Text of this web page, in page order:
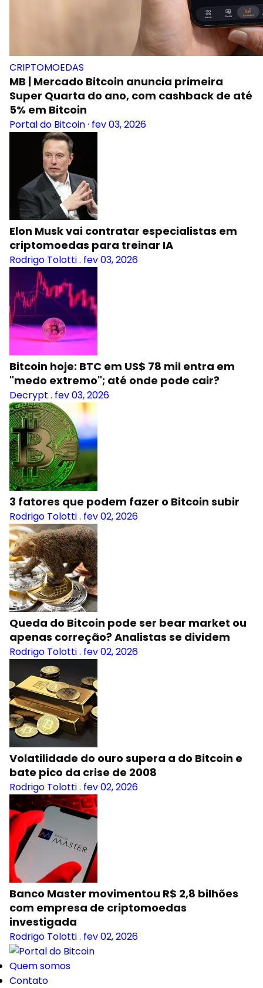
CRIPTOMOEDAS
MB | Mercado Bitcoin anuncia primeira
Super Quarta do ano, com cashback de até
5% em Bitcoin
Portal do Bitcoin· fev 03, 2026
Elon Musk vai contratar especialistas em
criptomoedas para treinar IA
Rodrigo Tolotti. fev 03, 2026
Bitcoin hoje: BTC em US$ 78 mil entra em
"medo extremo"; até onde pode cair?
Decrypt . fev 03, 2026
3 fatores que podem fazer o Bitcoin subir
Rodrigo Tolotti. fev 02, 2026
Queda do Bitcoin pode ser bear market ou
apenas correção? Analistas se dividem
Rodrigo Tolotti. fev 02, 2026
Volatilidade do ouro supera a do Bitcoin e
bate pico da crise de 2008
Rodrigo Tolotti. fev 02, 2026
Banco Master movimentou R$ 2,8 bilhões
com empresa de criptomoedas
investigada
Rodrigo Tolotti. fev 02, 2026
Quem somos
Contato